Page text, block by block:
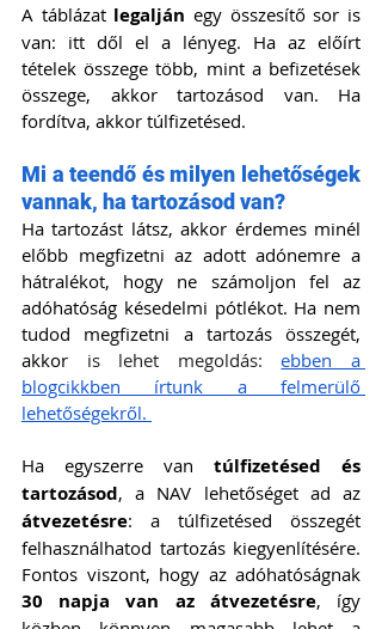
A táblázat legalján egy összesítő sor is
van: itt dől el a lényeg. Ha az előírt
tételek összege több, mint a befizetések
összege, akkor tartozásod van. Ha
fordítva, akkor túlfizetésed.
Mi a teendő és milyen lehetőségek
vannak, ha tartozásod van?
Ha tartozást látsz, akkor érdemes minél
előbb megfizetni az adott adónemre a
hátralékot, hogy ne számoljon fel az
adóhatóság késedelmi pótlékot. Ha nem
tudod megfizetni a tartozás összegét,
akkor is lehet megoldás:
ebben a
blogcikkben írtunk a felmerülő
lehetőségekről.
Ha egyszerre van túlfizetésed és
tartozásod
átvezetésre: a túlfizetésed összegét
felhasználhatod tartozás kiegyenlítésére.
30 napja van az átvezetésre, így